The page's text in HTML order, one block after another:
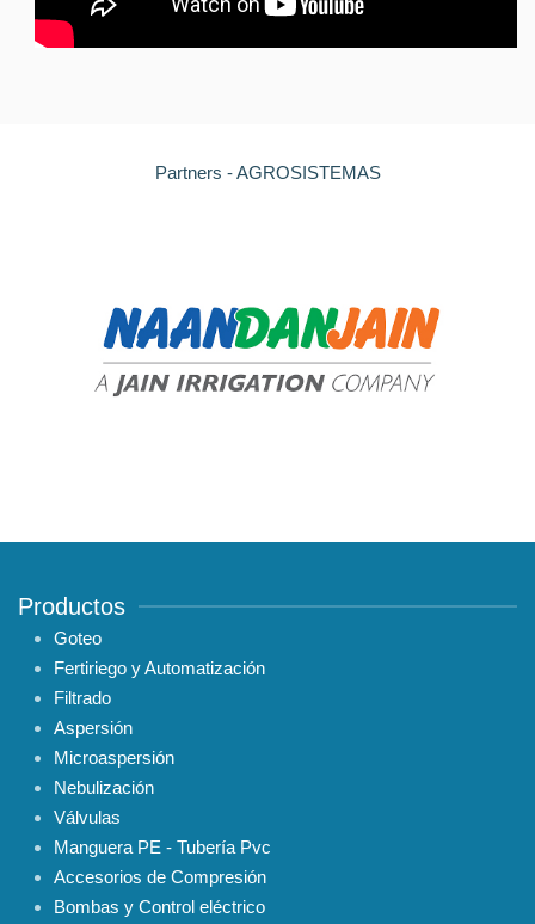
Partners - AGROSISTEMAS
Productos
Goteo
Fertiriego y Automatización
Filtrado
Aspersión
Microaspersión
Nebulización
Válvulas
Manguera PE - Tubería Pvc
Accesorios de Compresión
Bombas y Control eléctrico